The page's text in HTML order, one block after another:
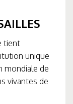
tient
unique
mondiale de
vivantes de